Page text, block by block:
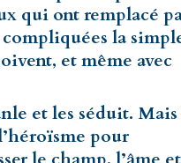
qui ont remplacé
la
et même avec
et les séduit. Mais
pour